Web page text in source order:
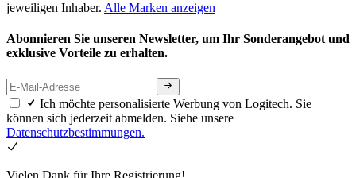
jeweiligen Inhaber. Alle Marken anzeigen
Abonnieren Sie unseren Newsletter, um Ihr Sonderangebot und
exklusive Vorteile zu erhalten.
Ich möchte personalisierte Werbung von Logitech. Sie
können sich jederzeit abmelden. Siehe unsere
Datenschutzbestimmungen.
Vielen Dank für Ihre Registrierung!